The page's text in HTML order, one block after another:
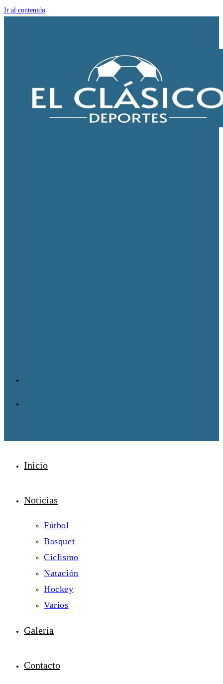
Ir al contenido
Inicio
Noticias
Fútbol
Basquet
Ciclismo
Natación
Hockey
Varios
Galería
Contacto